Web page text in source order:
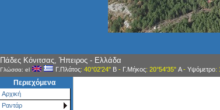
Πάδες Κόνιτσας, Ήπειρος - Ελλάδα
Γλώσσα: el Γ.Πλάτος: 40°02'24" Β- Γ.Μήκος: 20°54'35" Α- Υψόμετρο:
Περιεχόμενα
Αρχική
Ραντάρ